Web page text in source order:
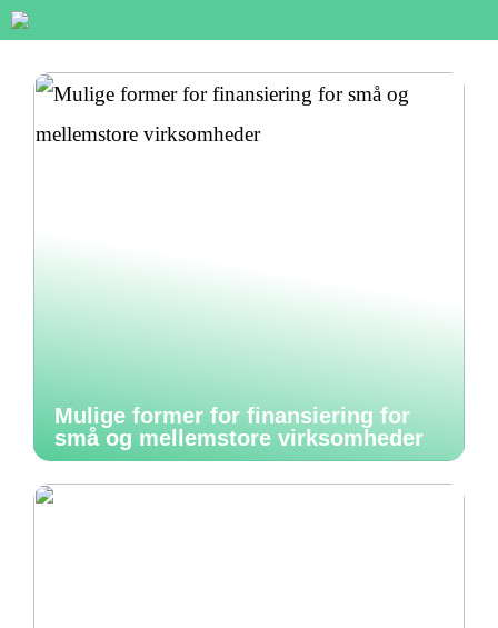
Mulige former for finansiering for
små og mellemstore virksomheder